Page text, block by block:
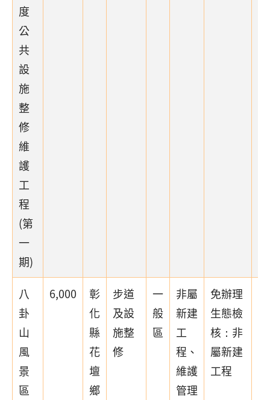
度
公
共
設
施
整
修
維
護
工
程
(第
一
期)
八
卦
山
風
景
區
6,000
彰
化
縣
花
壇
鄉
步道
及設
施整
修
一
般
區
非屬
新建
工
程、
維護
管理
免辦理
生態檢
核：非
屬新建
工程